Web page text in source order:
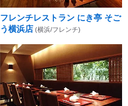
フレンチレストラン にき亭 そご
う横浜店 (横浜/フレンチ)